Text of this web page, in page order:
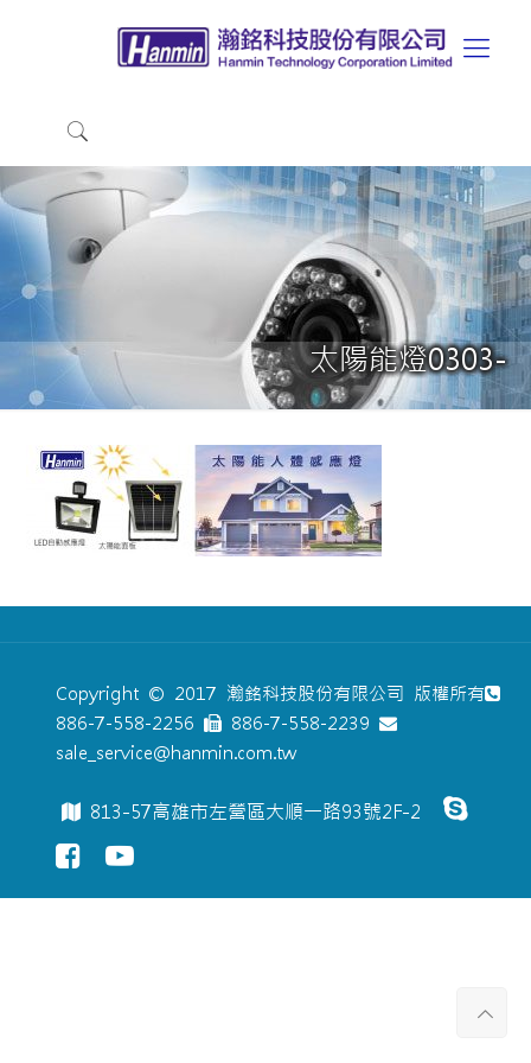
太陽能燈0303-
Copyright © 2017 瀚銘科技股份有限公司 版權所有
886-7-558-2256
886-7-558-2239
sale_service@hanmin.com.tw
813-57高雄市左營區大順一路93號2F-2